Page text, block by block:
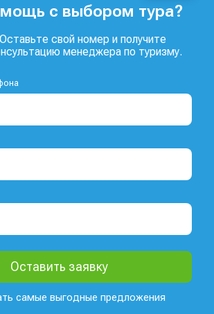
с выбором тура?
свой номер и получите
менеджера по туризму.
самые выгодные предложения